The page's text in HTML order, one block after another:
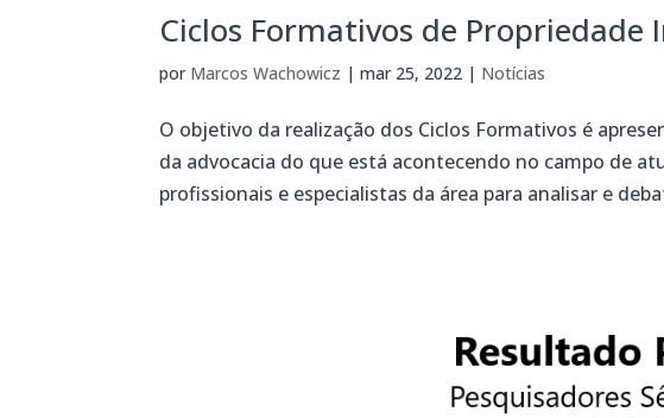
Ciclos Formativos de Propriedade
por Marcos Wachowicz |mar 25, 2022 | Notícias
O objetivo da realização dos Ciclos Formativos é
da advocacia do que está acontecendo no campo de
profissionais e especialistas da área para analisar e